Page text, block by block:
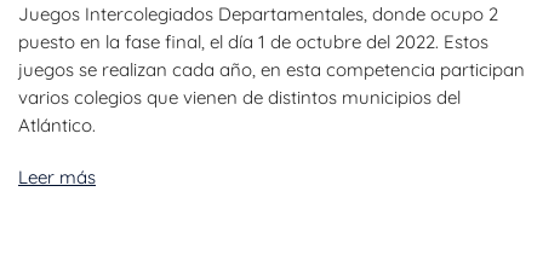
Juegos Intercolegiados Departamentales, donde ocupo 2
puesto en la fase final, el día 1 de octubre del 2022. Estos
juegos se realizan cada año, en esta competencia participan
varios colegios que vienen de distintos municipios del
Atlántico.
Leer más